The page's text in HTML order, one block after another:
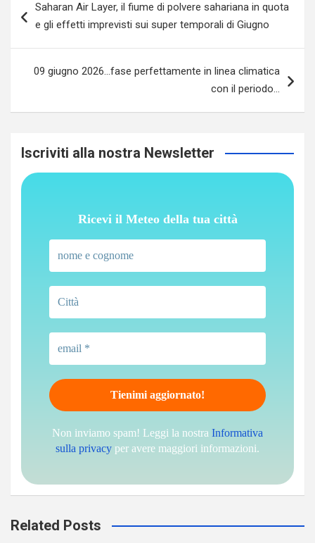
articoli
Saharan Air Layer, il fiume di polvere sahariana in quota
e gli effetti imprevisti sui super temporali di Giugno
09 giugno 2026…fase perfettamente in linea climatica
con il periodo…
Iscriviti alla nostra Newsletter
Ricevi il Meteo della tua città
Non inviamo spam! Leggi la nostra Informativa
sulla privacy per avere maggiori informazioni.
Related Posts